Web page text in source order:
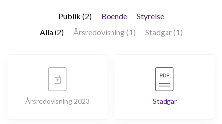
Publik (2) Boende
Styrelse
Alla (2)
Årsredovisning (1) Stadgar (1)
Årsredovisning 2023 Stadgar